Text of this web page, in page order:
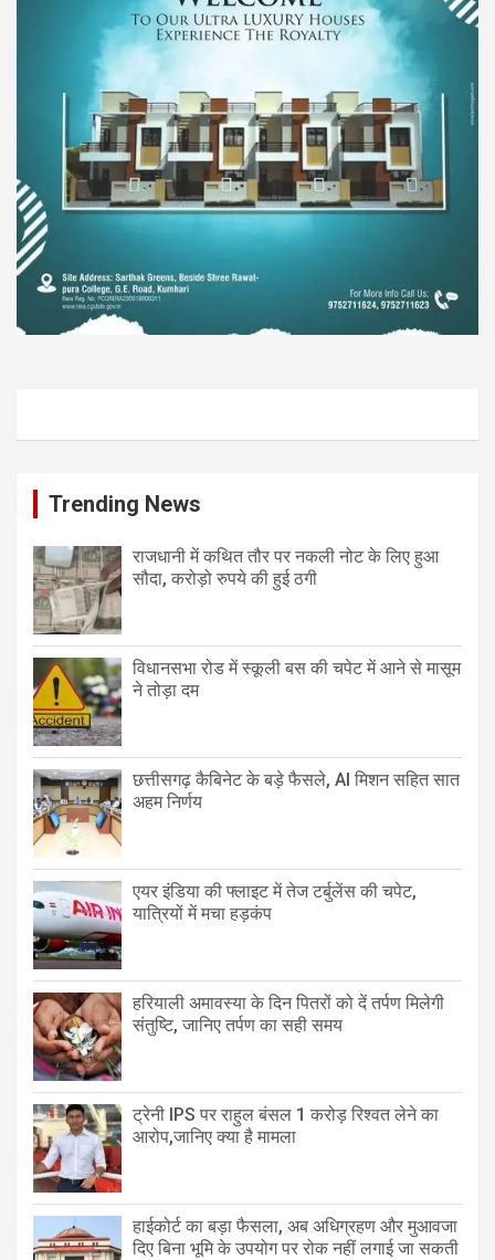
Trending News
राजधानी में कथित तौर पर नकली नोट के लिए हुआ
सौदा, करोड़ो रुपये की हुई ठगी
विधानसभा रोड में स्कूली बस की चपेट में आने से मासूम
ने तोड़ा दम
छत्तीसगढ़ कैबिनेट के बड़े फैसले, AI मिशन सहित सात
अहम निर्णय
एयर इंडिया की फ्लाइट में तेज टर्बुलेंस की चपेट,
यात्रियों में मचा हड़कंप
हरियाली अमावस्या के दिन पितरों को दें तर्पण मिलेगी
संतुष्टि, जानिए तर्पण का सही समय
ट्रेनी IPS पर राहुल बंसल 1 करोड़ रिश्वत लेने का
आरोप,जानिए क्या है मामला
हाईकोर्ट का बड़ा फैसला, अब अधिग्रहण और मुआवजा
दिए बिना भूमि के उपयोग पर रोक नहीं लगाई जा सकती